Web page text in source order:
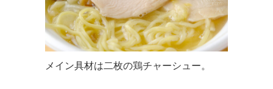
メイン具材は二枚の鶏チャーシュー。